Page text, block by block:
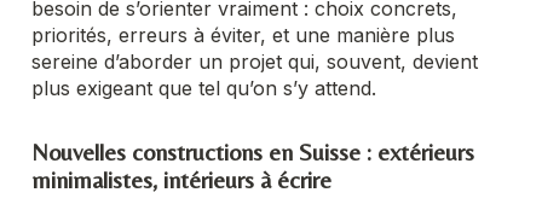
besoin de s’orienter vraiment : choix concrets,
priorités, erreurs à éviter, et une manière plus
sereine d’aborder un projet qui, souvent, devient
plus exigeant que tel qu’on s’y attend.
Nouvelles constructions en Suisse : extérieurs
minimalistes, intérieurs à écrire